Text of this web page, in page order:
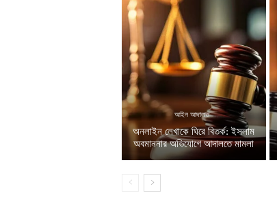
আইন আদালত
অনলাইন লেখাকে ঘিরে বিতর্ক: ইসলাম
অবমাননার অভিযোগে আদালতে মামলা